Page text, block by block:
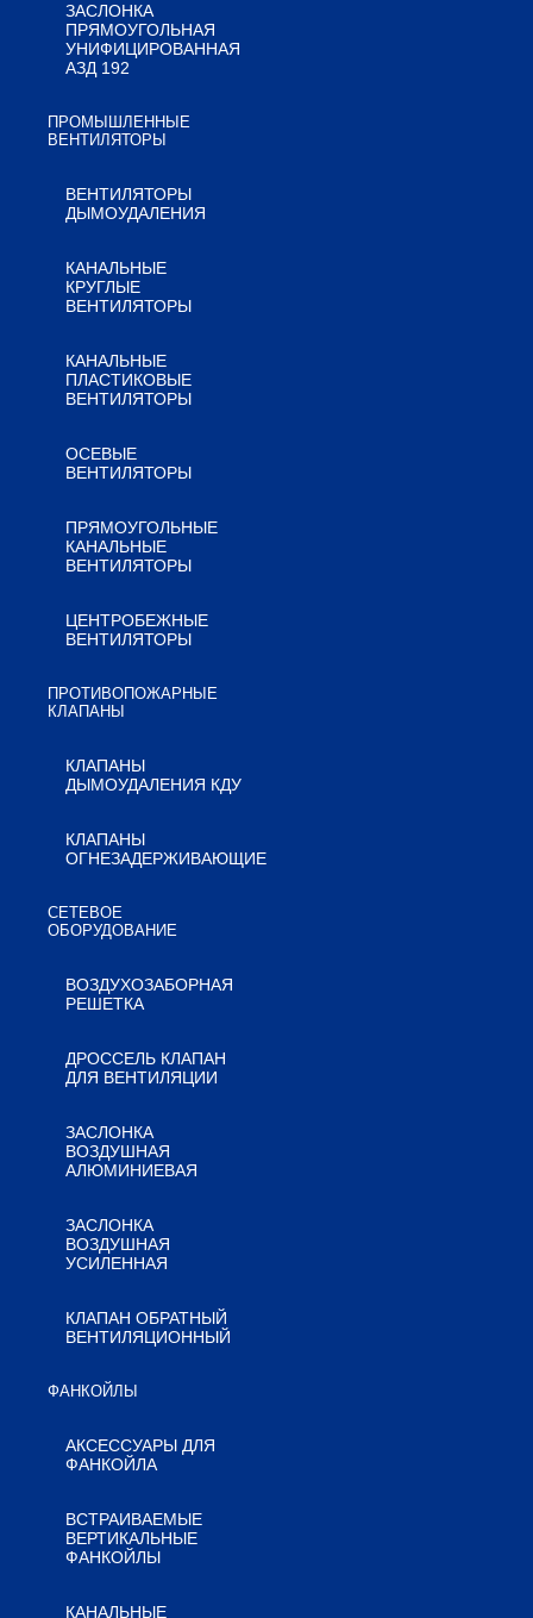
ЗАСЛОНКА
ПРЯМОУГОЛЬНАЯ
УНИФИЦИРОВАННАЯ
АЗД 192
ПРОМЫШЛЕННЫЕ
ВЕНТИЛЯТОРЫ
ВЕНТИЛЯТОРЫ
ДЫМОУДАЛЕНИЯ
КАНАЛЬНЫЕ
КРУГЛЫЕ
ВЕНТИЛЯТОРЫ
КАНАЛЬНЫЕ
ПЛАСТИКОВЫЕ
ВЕНТИЛЯТОРЫ
ОСЕВЫЕ
ВЕНТИЛЯТОРЫ
ПРЯМОУГОЛЬНЫЕ
КАНАЛЬНЫЕ
ВЕНТИЛЯТОРЫ
ЦЕНТРОБЕЖНЫЕ
ВЕНТИЛЯТОРЫ
ПРОТИВОПОЖАРНЫЕ
КЛАПАНЫ
КЛАПАНЫ
ДЫМОУДАЛЕНИЯ КДУ
КЛАПАНЫ
ОГНЕЗАДЕРЖИВАЮЩИЕ
СЕТЕВОЕ
ОБОРУДОВАНИЕ
ВОЗДУХОЗАБОРНАЯ
РЕШЕТКА
ДРОССЕЛЬ КЛАПАН
ДЛЯ ВЕНТИЛЯЦИИ
ЗАСЛОНКА
ВОЗДУШНАЯ
АЛЮМИНИЕВАЯ
ЗАСЛОНКА
ВОЗДУШНАЯ
УСИЛЕННАЯ
КЛАПАН ОБРАТНЫЙ
ВЕНТИЛЯЦИОННЫЙ
ФАНКОЙЛЫ
АКСЕССУАРЫ ДЛЯ
ФАНКОЙЛА
ВСТРАИВАЕМЫЕ
ВЕРТИКАЛЬНЫЕ
ФАНКОЙЛЫ
КАНАЛЬНЫЕ